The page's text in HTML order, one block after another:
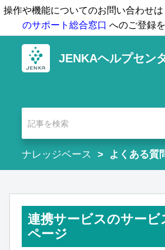
操作や機能についてのお問い合わせは
のサポート総合窓口 へのご登録
JENKAヘルプセン
ナレッジベース よくある質
連携サービスのサービ
ページ